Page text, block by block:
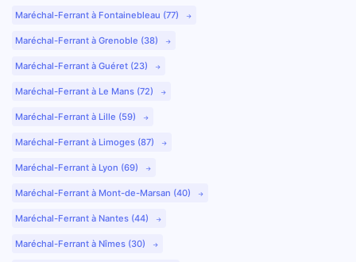
Maréchal-Ferrant à Fontainebleau (77)
Maréchal-Ferrant à Grenoble (38)
Maréchal-Ferrant à Guéret (23)
Maréchal-Ferrant à Le Mans (72)
Maréchal-Ferrant à Lille (59)
Maréchal-Ferrant à Limoges (87)
Maréchal-Ferrant à Lyon (69)
Maréchal-Ferrant à Mont-de-Marsan (40)
Maréchal-Ferrant à Nantes (44)
Maréchal-Ferrant à Nîmes (30)